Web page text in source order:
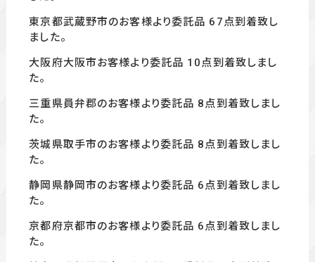
東京都武蔵野市のお客様より委託品 67点到着致し
ました。
大阪府大阪市お客様より委託品 10点到着致しまし
た。
三重県員弁郡のお客様より委託品 8点到着致しまし
た。
茨城県取手市のお客様より委託品 8点到着致しまし
た。
静岡県静岡市のお客様より委託品 6点到着致しまし
た。
京都府京都市のお客様より委託品 6点到着致しまし
た。